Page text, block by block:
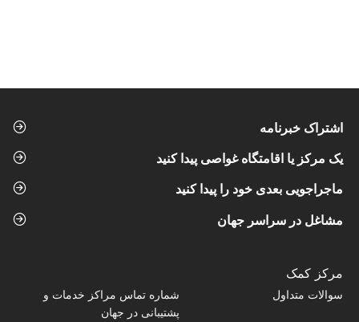
اشتراک خبرنامه
یک مرکز یا اقامتگاه غواصی پیدا کنید
ماجراجویی بعدی خود را پیدا کنید
مشاغل در سراسر جهان
مرکز کمک
سوالات متداول
شماره تماس‌ مراکز خدمات و
پشتیبانی در جهان